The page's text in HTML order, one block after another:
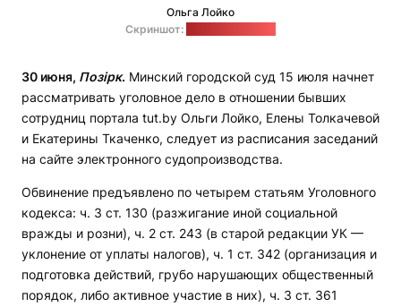
Ольга Лойко
Скриншот:
30 июня, Позірк. Минский городской суд 15 июля начнет
рассматривать уголовное дело в отношении бывших
сотрудниц портала tut.by Ольги Лойко, Елены Толкачевой
и Екатерины Ткаченко, следует из расписания заседаний
на сайте электронного судопроизводства.
Обвинение предъявлено по четырем статьям Уголовного
кодекса: ч. 3 ст. 130 (разжигание иной социальной
вражды и розни), ч. 2 ст. 243 (в старой редакции УК —
уклонение от уплаты налогов), ч. 1 ст. 342 (организация и
подготовка действий, грубо нарушающих общественный
порядок, либо активное участие в них), ч. 3 ст. 361